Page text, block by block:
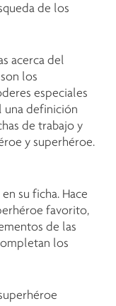
de los
acerca del
los
especiales
una definición
de trabajo y
y superhéroe.
su ficha. Hace
favorito,
de las
los